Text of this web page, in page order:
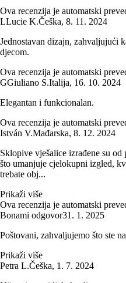
Ova recenzija je automatski
LLucie K.Češka, 8. 11. 2024
Jednostavan dizajn, zahvaljujući
djecom.
Ova recenzija je automatski
GGiuliano S.Italija, 16. 10. 2024
Elegantan i funkcionalan.
Ova recenzija je automatski
István V.Mađarska, 8. 12. 2024
Sklopive vješalice izrađene su od
što umanjuje cjelokupni izgled,
trebate obj...
Prikaži više
Ova recenzija je automatski
Bonami odgovor31. 1. 2025
Poštovani, zahvaljujemo što ste
Prikaži više
Petra L.Češka, 1. 7. 2024